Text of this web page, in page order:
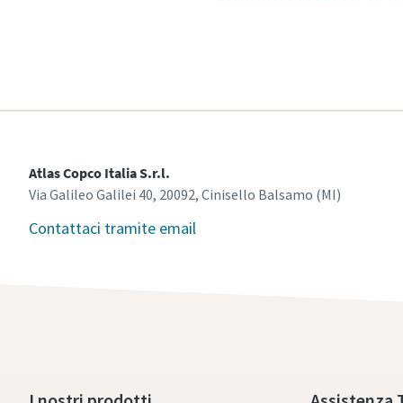
Atlas Copco Italia S.r.l.
Via Galileo Galilei 40, 20092, Cinisello Balsamo (MI)
Contattaci tramite email